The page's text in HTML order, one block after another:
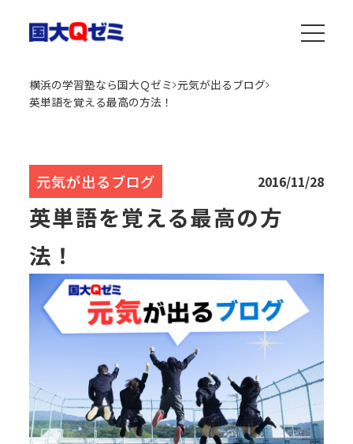
横浜の学習塾なら国大Ｑゼミ 元気が出るブログ
英単語を覚える最高の方法！
元気が出るブログ 2016/11/28
英単語を覚える最高の方
法！